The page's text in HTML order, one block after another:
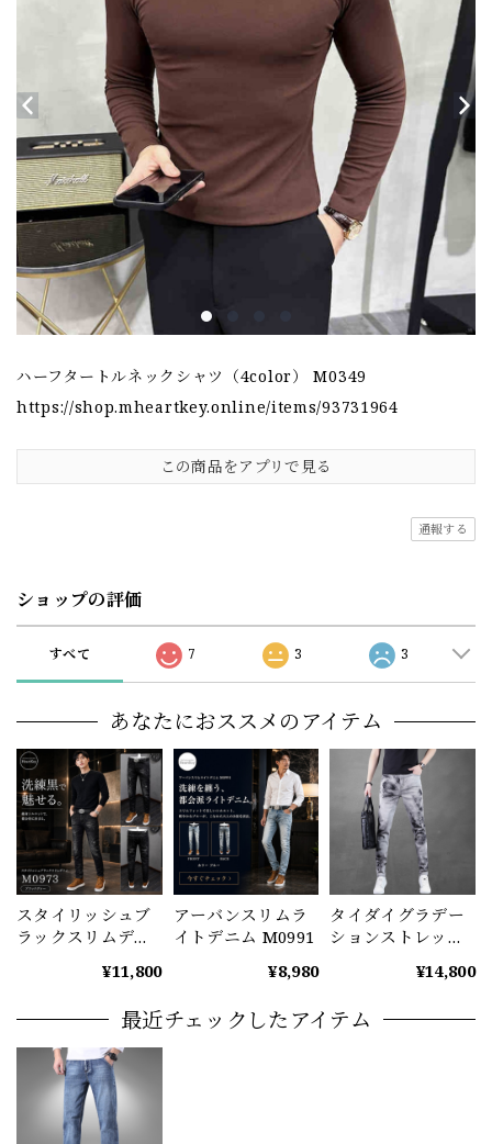
ハーフタートルネックシャツ（4color） M0349
https://shop.mheartkey.online/items/93731964
この商品をアプリで見る
通報する
ショップの評価
すべて 7 3 3
あなたにおススメのアイテム
スタイリッシュブ
ラックスリムデニ
¥11,800
アーバンスリムラ
イトデニム M0991
¥8,980
タイダイグラデー
ションストレッチ
¥14,800
最近チェックしたアイテム